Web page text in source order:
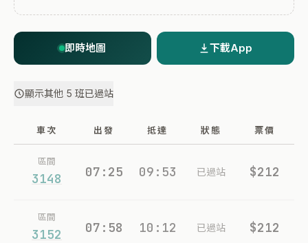
即時地圖 下載App
顯示其他 5 班已過站
車次 出發 抵達 狀態 票價
區間
3148 07:25 09:53 已過站 $212
區間
3152 07:58 10:12 已過站 $212